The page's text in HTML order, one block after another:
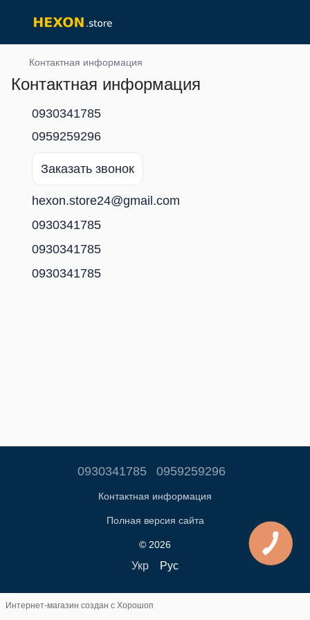
Контактная информация
Контактная информация
0930341785
0959259296
Заказать звонок
hexon.store24@gmail.com
0930341785
0930341785
0930341785
0930341785 0959259296
Контактная информация
Полная версия сайта
© 2026
Укр Рус
Интернет-магазин создан с Хорошоп